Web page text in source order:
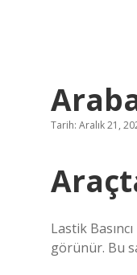
Tarih: Aralık 21,
Lastik
görünür. Bu